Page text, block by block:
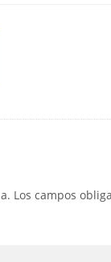
Los campos